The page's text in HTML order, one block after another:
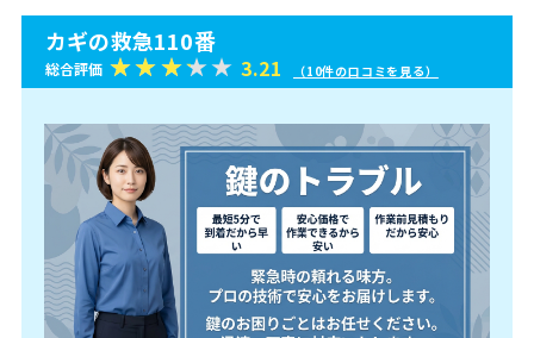
カギの救急110番
総合評価 3.21 （10件の口コミを見る）